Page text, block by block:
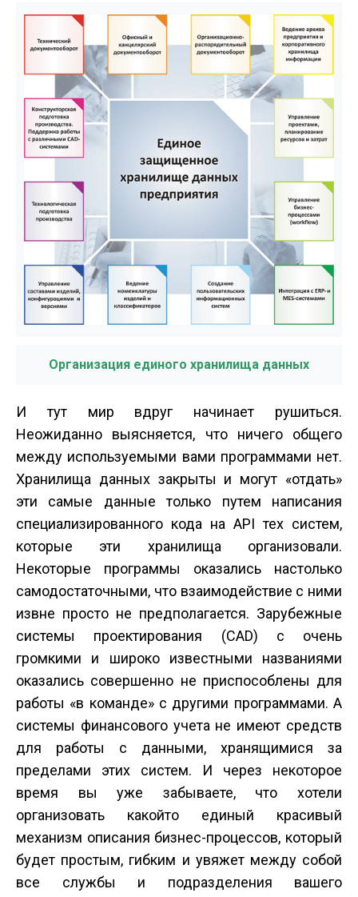
Организация единого хранилища данных
И тут мир вдруг начинает рушиться.
Неожиданно выясняется, что ничего общего
между используемыми вами программами нет.
Хранилища данных закрыты и могут «отдать»
эти самые данные только путем написания
специализированного кода на API тех систем,
которые эти хранилища организовали.
Некоторые программы оказались настолько
самодостаточными, что взаимодействие с ними
извне просто не предполагается. Зарубежные
системы проектирования (CAD) с очень
громкими и широко известными названиями
оказались совершенно не приспособлены для
работы «в команде» с другими программами. А
системы финансового учета не имеют средств
для работы с данными, хранящимися за
пределами этих систем. И через некоторое
время вы уже забываете, что хотели
организовать какой­то единый красивый
механизм описания бизнес-процессов, который
будет простым, гибким и увяжет между собой
все службы и подразделения вашего